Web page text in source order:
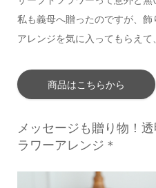
私も義母へ贈ったのですが、
アレンジを気に入ってもらえて
商品はこちらから
メッセージも贈り物！
ラワーアレンジ＊